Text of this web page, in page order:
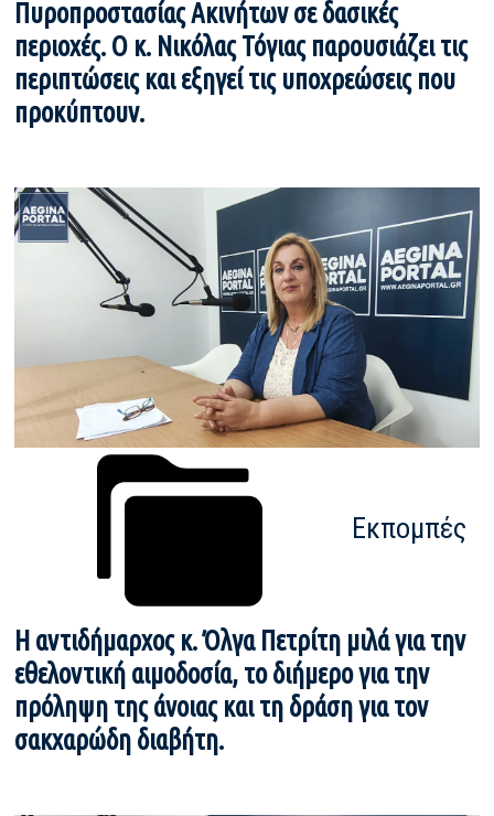
Πυροπροστασίας Ακινήτων σε δασικές
περιοχές. Ο κ. Νικόλας Τόγιας παρουσιάζει τις
περιπτώσεις και εξηγεί τις υποχρεώσεις που
προκύπτουν.
Εκπομπές
Η αντιδήμαρχος κ. Όλγα Πετρίτη μιλά για την
εθελοντική αιμοδοσία, το διήμερο για την
πρόληψη της άνοιας και τη δράση για τον
σακχαρώδη διαβήτη.